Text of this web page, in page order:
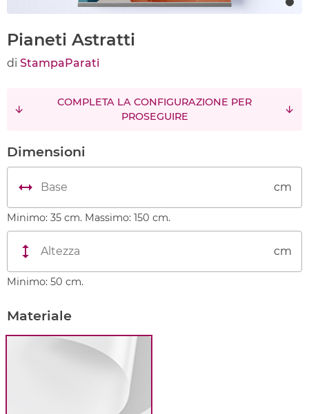
Pianeti Astratti
di StampaParati
COMPLETA LA CONFIGURAZIONE PER
PROSEGUIRE
Dimensioni
cm
Minimo: 35 cm. Massimo: 150 cm.
cm
Minimo: 50 cm.
Materiale